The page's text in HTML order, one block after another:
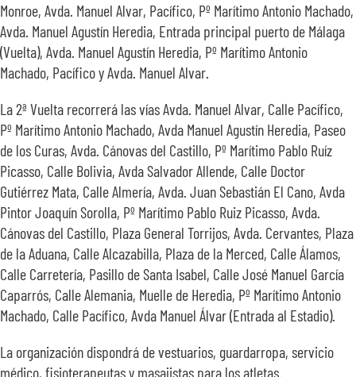
Monroe, Avda. Manuel Alvar, Pacífico, Pº Marítimo Antonio Machado,
Avda. Manuel Agustín Heredia, Entrada principal puerto de Málaga
(Vuelta), Avda. Manuel Agustín Heredia, Pº Marítimo Antonio
Machado, Pacífico y Avda. Manuel Alvar.
La 2ª Vuelta recorrerá las vías Avda. Manuel Alvar, Calle Pacífico,
Pº Marítimo Antonio Machado, Avda Manuel Agustín Heredia, Paseo
de los Curas, Avda. Cánovas del Castillo, Pº Marítimo Pablo Ruíz
Picasso, Calle Bolivia, Avda Salvador Allende, Calle Doctor
Gutiérrez Mata, Calle Almería, Avda. Juan Sebastián El Cano, Avda
Pintor Joaquín Sorolla, Pº Marítimo Pablo Ruiz Picasso, Avda.
Cánovas del Castillo, Plaza General Torrijos, Avda. Cervantes, Plaza
de la Aduana, Calle Alcazabilla, Plaza de la Merced, Calle Álamos,
Calle Carretería, Pasillo de Santa Isabel, Calle José Manuel García
Caparrós, Calle Alemania, Muelle de Heredia, Pº Marítimo Antonio
Machado, Calle Pacífico, Avda Manuel Álvar (Entrada al Estadio).
La organización dispondrá de vestuarios, guardarropa, servicio
médico, fisioterapeutas y masajistas para los atletas.